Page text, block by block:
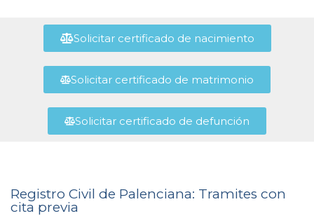
Solicitar certificado de nacimiento
Solicitar certificado de matrimonio
Solicitar certificado de defunción
Registro Civil de Palenciana: Tramites con
cita previa